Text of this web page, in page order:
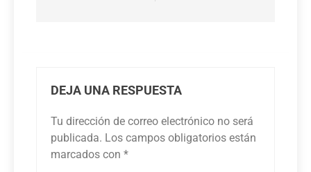
DEJA UNA RESPUESTA
Tu dirección de correo electrónico no será
publicada. Los campos obligatorios están
marcados con *